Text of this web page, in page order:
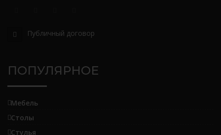
Публичный договор
ПОПУЛЯРНОЕ
Мебель
Столы
Стулья